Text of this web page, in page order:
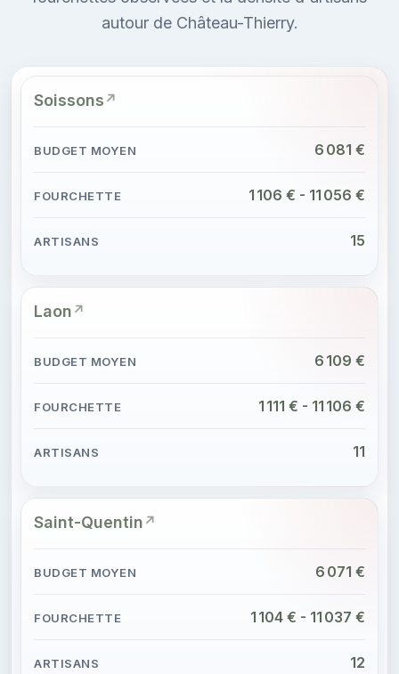
autour de Château-Thierry.
Soissons
6 081 €
1 106 € - 11 056 €
15
Laon
6 109 €
1 111 € - 11 106 €
11
Saint-Quentin
6 071 €
1 104 € - 11 037 €
12